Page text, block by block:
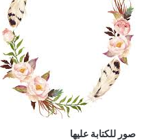
صور للكتابة عليها